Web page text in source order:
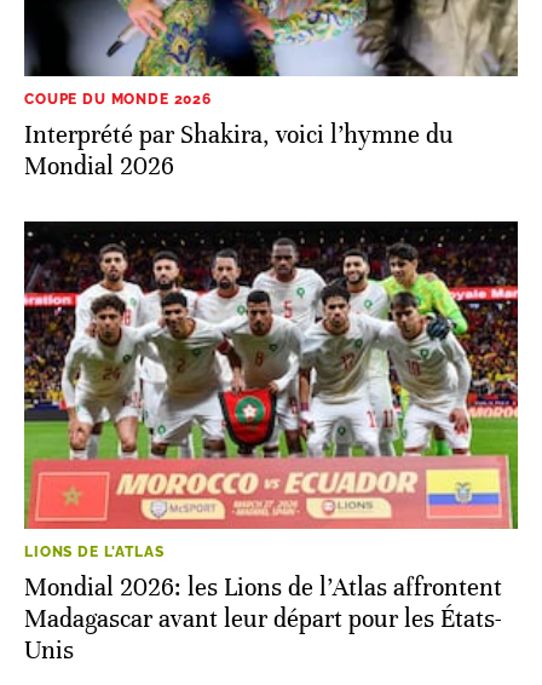
COUPE DU MONDE 2026
Interprété par Shakira, voici l’hymne du
Mondial 2026
LIONS DE L'ATLAS
Mondial 2026: les Lions de l’Atlas affrontent
Madagascar avant leur départ pour les États-
Unis